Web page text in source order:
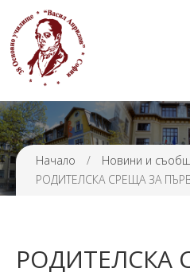
Начало / Новини и
РОДИТЕЛСКА СРЕЩА ЗА
РОДИТЕЛСКА